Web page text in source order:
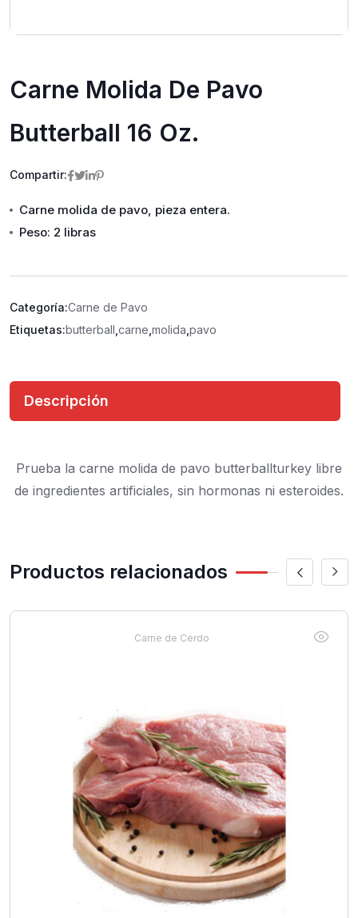
Carne Molida De Pavo
Butterball 16 Oz.
Compartir:
Carne molida de pavo, pieza entera.
Peso: 2 libras
Categoría:Carne de Pavo
Etiquetas:butterball carne molida pavo
Descripción
Prueba la carne molida de pavo butterballturkey libre
de ingredientes artificiales, sin hormonas ni esteroides.
Productos relacionados
Carne de Cerdo